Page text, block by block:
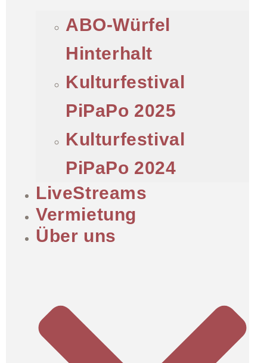
ABO-Würfel
Hinterhalt
Kulturfestival
PiPaPo 2025
Kulturfestival
PiPaPo 2024
LiveStreams
Vermietung
Über uns